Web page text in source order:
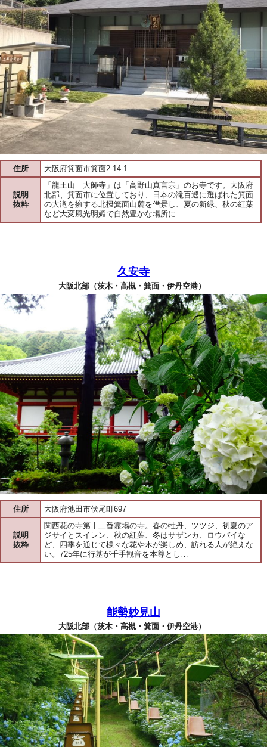
住所 大阪府箕面市箕面2-14-1
説明
抜粋
「龍王山 大師寺」は「高野山真言宗」のお寺です。大阪府
北部、箕面市に位置しており、日本の滝百選に選ばれた箕面
の大滝を擁する北摂箕面山麓を借景し、夏の新緑、秋の紅葉
など大変風光明媚で自然豊かな場所に…
久安寺
大阪北部（茨木・高槻・箕面・伊丹空港）
住所 大阪府池田市伏尾町697
説明
抜粋
関西花の寺第十二番霊場の寺。春の牡丹、ツツジ、初夏のア
ジサイとスイレン、秋の紅葉、冬はサザンカ、ロウバイな
ど、四季を通じて様々な花や木が楽しめ、訪れる人が絶えな
い。725年に行基が千手観音を本尊とし…
能勢妙見山
大阪北部（茨木・高槻・箕面・伊丹空港）